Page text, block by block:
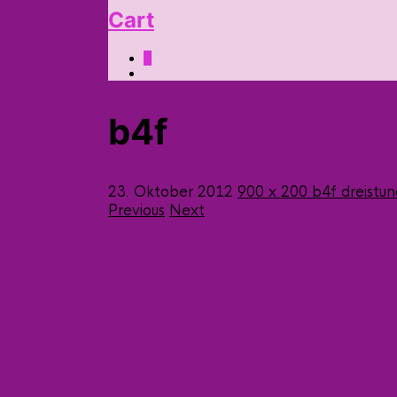
Cart
b4f
23. Oktober 2012 900 x 200 b4f
Previous Next